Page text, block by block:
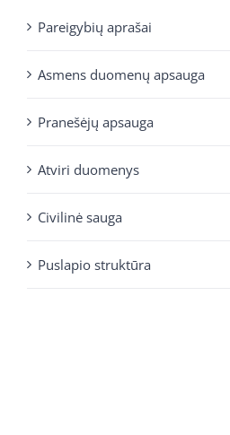
Pareigybių aprašai
Asmens duomenų apsauga
Pranešėjų apsauga
Atviri duomenys
Civilinė sauga
Puslapio struktūra